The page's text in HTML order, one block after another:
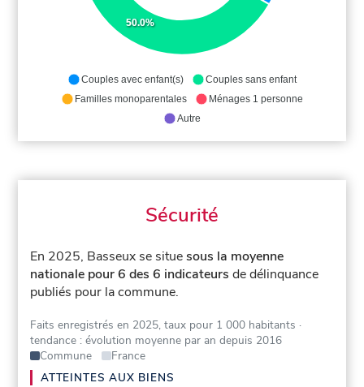
50.0%
Couples avec enfant(s)
Couples sans enfant
Familles monoparentales
Ménages 1 personne
Autre
Sécurité
En 2025, Basseux se situesous la moyenne
nationale pour 6 des 6 indicateurs de délinquance
publiés pour la commune.
Faits enregistrés en 2025, taux pour 1 000 habitants ·
tendance : évolution moyenne par an depuis 2016
Commune
France
ATTEINTES AUX BIENS